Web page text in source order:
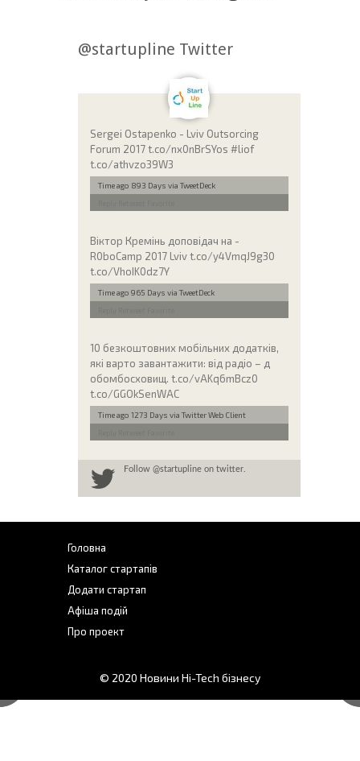
@startupline Twitter
Sergei Ostapenko - Lviv Outsorcing
Forum 2017 t.co/nx0nBrSYos #liof
t.co/athvzo39W3
Time ago 893 Days via TweetDeck
Віктор Кремінь доповідач на -
R0boCamp 2017 Lviv t.co/y4VmqJ9g30
t.co/VhoIK0dz7Y
Time ago 965 Days via TweetDeck
10 безкоштовних мобільних додатків,
які варто завантажити: від радіо – д
обомбосховищ. t.co/vAKq6mBcz0
t.co/GGOkSenWAC
Time ago 1273 Days via Twitter Web Client
Follow@startupline on twitter.
Головна
Каталог стартапів
Додати стартап
Афіша подій
Про проект
© 2020 Новини Hi-Tech бізнесу